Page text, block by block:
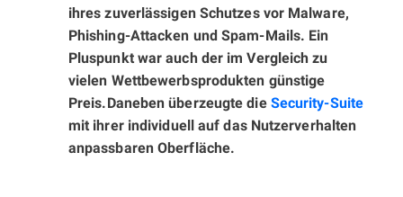
ihres zuverlässigen Schutzes vor Malware,
Phishing-Attacken und Spam-Mails. Ein
Pluspunkt war auch der im Vergleich zu
vielen Wettbewerbsprodukten günstige
Preis.Daneben überzeugte die Security-Suite
mit ihrer individuell auf das Nutzerverhalten
anpassbaren Oberfläche.